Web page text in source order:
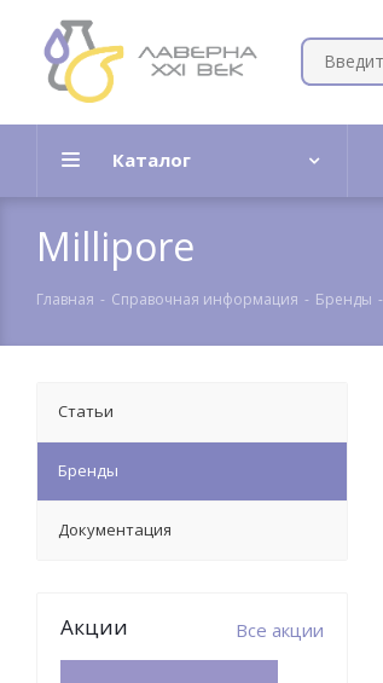
Каталог
Millipore
Главная - Справочная информация - Бренды -
Статьи
Бренды
Документация
Акции Все акции